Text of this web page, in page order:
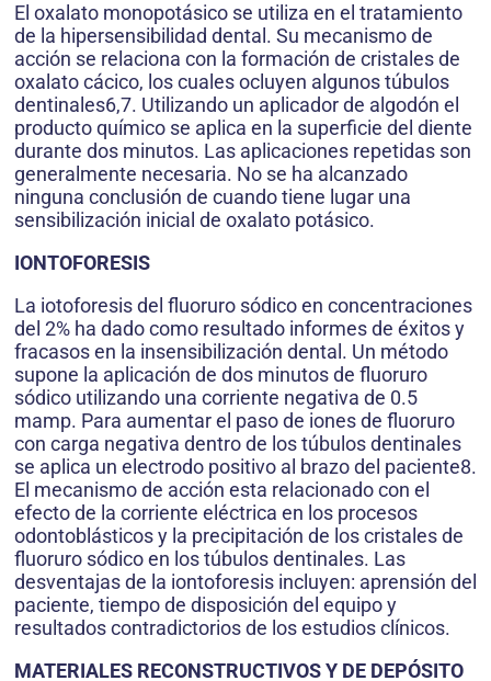
El oxalato monopotásico se utiliza en el tratamiento
de la hipersensibilidad dental. Su mecanismo de
acción se relaciona con la formación de cristales de
oxalato cácico, los cuales ocluyen algunos túbulos
dentinales6,7. Utilizando un aplicador de algodón el
producto químico se aplica en la superficie del diente
durante dos minutos. Las aplicaciones repetidas son
generalmente necesaria. No se ha alcanzado
ninguna conclusión de cuando tiene lugar una
sensibilización inicial de oxalato potásico.
IONTOFORESIS
La iotoforesis del fluoruro sódico en concentraciones
del 2% ha dado como resultado informes de éxitos y
fracasos en la insensibilización dental. Un método
supone la aplicación de dos minutos de fluoruro
sódico utilizando una corriente negativa de 0.5
mamp. Para aumentar el paso de iones de fluoruro
con carga negativa dentro de los túbulos dentinales
se aplica un electrodo positivo al brazo del paciente8.
El mecanismo de acción esta relacionado con el
efecto de la corriente eléctrica en los procesos
odontoblásticos y la precipitación de los cristales de
fluoruro sódico en los túbulos dentinales. Las
desventajas de la iontoforesis incluyen: aprensión del
paciente, tiempo de disposición del equipo y
resultados contradictorios de los estudios clínicos.
MATERIALES RECONSTRUCTIVOS Y DE DEPÓSITO